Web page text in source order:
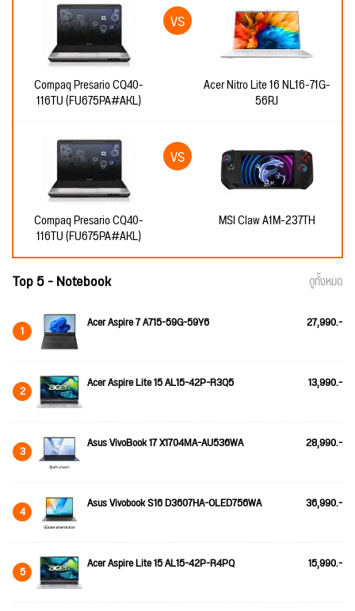
Compaq Presario CQ40-
116TU (FU675PA#AKL)
Acer Nitro Lite 16 NL16-71G-
56RJ
Compaq Presario CQ40-
116TU (FU675PA#AKL)
MSI Claw A1M-237TH
Top 5 - Notebook ดูทั้งหมด
1 Acer Aspire 7 A715-59G-59Y6 27,990.-
2 Acer Aspire Lite 15 AL15-42P-R3Q5 13,990.-
3 Asus VivoBook 17 X1704MA-AU536WA 28,990.-
4 Asus Vivobook S16 D3607HA-OLED756WA 36,990.-
5 Acer Aspire Lite 15 AL15-42P-R4PQ 15,990.-